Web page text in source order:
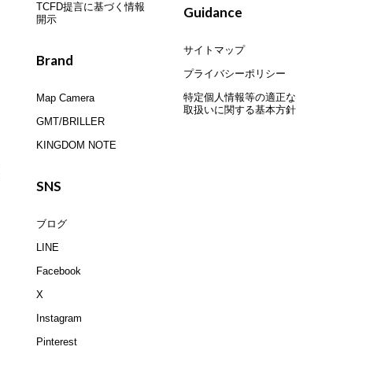
TCFD提言に基づく情報
開示
Brand
Map Camera
GMT/BRILLER
KINGDOM NOTE
SNS
ブログ
LINE
Facebook
X
Instagram
Pinterest
Guidance
サイトマップ
プライバシーポリシー
特定個人情報等の適正な
取扱いに関する基本方針